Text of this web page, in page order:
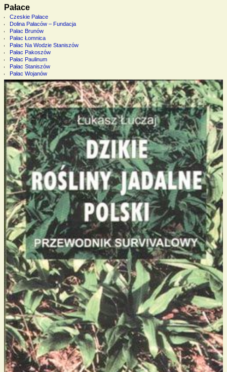
Pałace
Czeskie Pałace
Dolina Pałaców – Fundacja
Pałac Brunów
Pałac Łomnica
Pałac Na Wodzie Staniszów
Pałac Pakoszów
Pałac Paulinum
Pałac Staniszów
Pałac Wojanów